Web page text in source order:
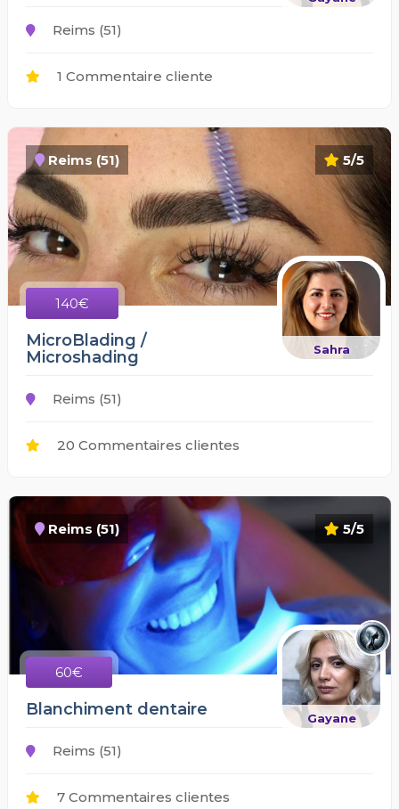
Reims (51)
1 Commentaire cliente
5/5
Reims (51)
140€
Sahra
MicroBlading /
Microshading
Reims (51)
20 Commentaires clientes
5/5
Reims (51)
60€
Gayane
Blanchiment dentaire
Reims (51)
7 Commentaires clientes